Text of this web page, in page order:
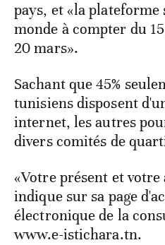
pays, et «la
monde à compter du
20 mars».
Sachant que 45%
tunisiens disposent
internet, les autres
divers comités de
«Votre présent et
indique sur sa page
électronique de la
www.e-istichara.tn.